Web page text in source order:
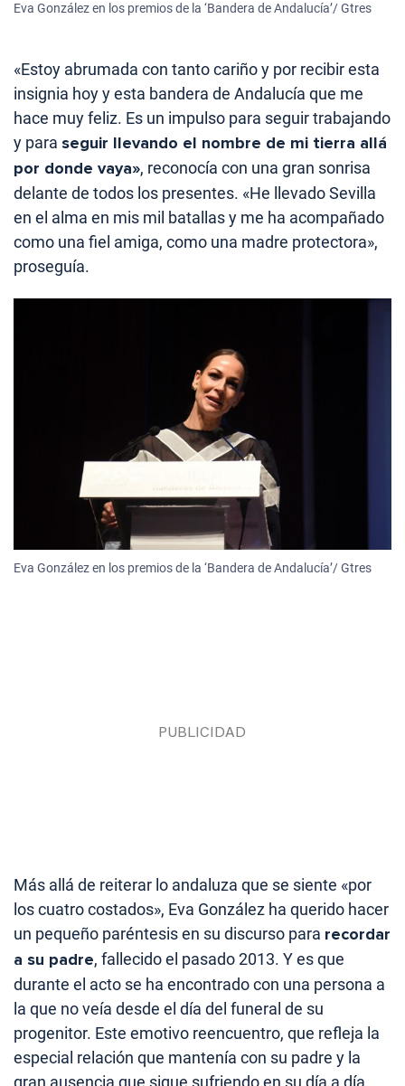
Eva González en los premios de la ‘Bandera de Andalucía’/ Gtres
«Estoy abrumada con tanto cariño y por recibir esta
insignia hoy y esta bandera de Andalucía que me
hace muy feliz. Es un impulso para seguir trabajando
y para seguir llevando el nombre de mi tierra allá
por donde vaya», reconocía con una gran sonrisa
delante de todos los presentes. «He llevado Sevilla
en el alma en mis mil batallas y me ha acompañado
como una fiel amiga, como una madre protectora»,
proseguía.
Eva González en los premios de la ‘Bandera de Andalucía’/ Gtres
Más allá de reiterar lo andaluza que se siente «por
los cuatro costados», Eva González ha querido hacer
un pequeño paréntesis en su discurso para recordar
a su padre, fallecido el pasado 2013. Y es que
durante el acto se ha encontrado con una persona a
la que no veía desde el día del funeral de su
progenitor. Este emotivo reencuentro, que refleja la
especial relación que mantenía con su padre y la
gran ausencia que sigue sufriendo en su día a día